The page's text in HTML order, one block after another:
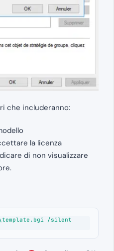
che includeranno:
la licenza
di non visualizzare
/silent